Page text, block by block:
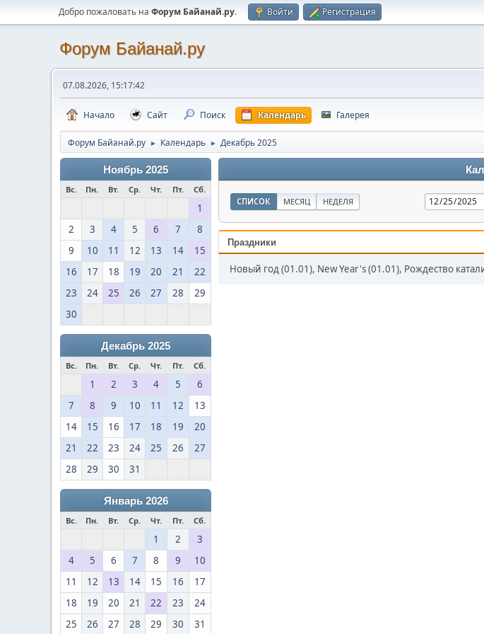
Добро пожаловать на Форум Байанай.ру. Войти Регистрация
Форум Байанай.ру
07.08.2026, 15:17:42
Начало Сайт Поиск Календарь Галерея
Форум Байанай.ру ► Календарь ► Декабрь 2025
Ноябрь 2025
Вс. Пн. Вт. Ср. Чт. Пт. Сб.
1
2
3 4 5 6 7
8
9
10 11 12 13 14
15
16
17 18 19 20 21
22
23
24 25 26 27 28
29
30
Декабрь 2025
Вс. Пн. Вт. Ср. Чт. Пт. Сб.
1 2 3 4 5
6
7
8 9 10 11 12
13
14
15 16 17 18 19
20
21
22 23 24 25 26
27
28
29 30 31
Январь 2026
Вс. Пн. Вт. Ср. Чт. Пт. Сб.
1 2
3
4
5 6 7 8 9
10
11
12 13 14 15 16
17
18
19 20 21 22 23
24
25
26 27 28 29 30 31
СПИСОК МЕСЯЦ НЕДЕЛЯ
Праздники
Новый год (01.01), New Year's (01.01), Рождество